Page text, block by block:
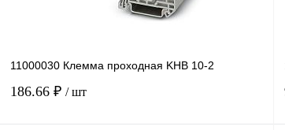
11000030 Клемма проходная KHB 10-2
186.66 ₽ / шт